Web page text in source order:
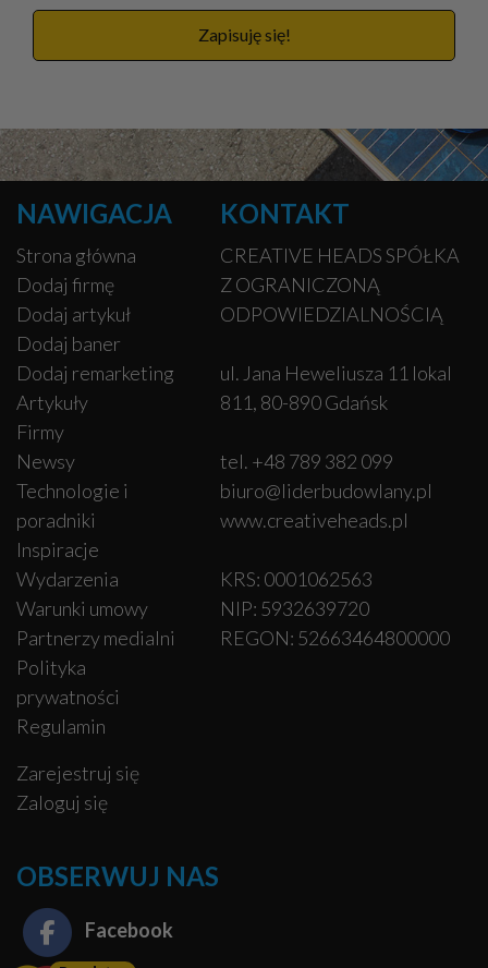
Zapisuję się!
NAWIGACJA
Strona główna
Dodaj firmę
Dodaj artykuł
Dodaj baner
Dodaj remarketing
Artykuły
Firmy
Newsy
Technologie i
poradniki
Inspiracje
Wydarzenia
Warunki umowy
Partnerzy medialni
Polityka
prywatności
Regulamin
Zarejestruj się
Zaloguj się
KONTAKT
CREATIVE HEADS SPÓŁKA
Z OGRANICZONĄ
ODPOWIEDZIALNOŚCIĄ
ul. Jana Heweliusza 11 lokal
811, 80-890 Gdańsk
tel. +48 789 382 099
biuro@liderbudowlany.pl
www.creativeheads.pl
KRS: 0001062563
NIP: 5932639720
REGON: 52663464800000
OBSERWUJ NAS
Facebook